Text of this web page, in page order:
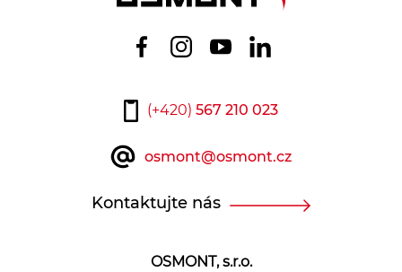
OSMONT, s.r.o.
(+420) 567 210 023
osmont@osmont.cz
Kontaktujte nás